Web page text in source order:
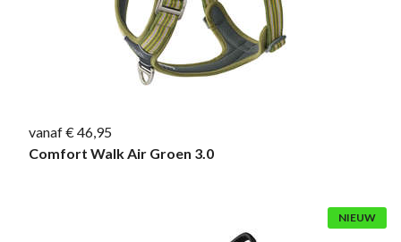
vanaf € 46,95
Comfort Walk Air Groen 3.0
NIEUW